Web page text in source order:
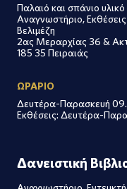
Παλαιό και σπάνιο υλικό
Αναγνωστήριο,
Βελιμέζη
2ας Μεραρχίας 36 &
185 35 Πειραιάς
ΩΡΑΡΙΟ
Δευτέρα-Παρασκευή
Εκθέσεις: Δευτέρα-
Δανειστική